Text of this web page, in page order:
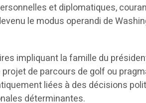
et diplomatiques,
le modus operandi de
impliquant la famille du
de parcours de golf ou
liées à des décisions
déterminantes.